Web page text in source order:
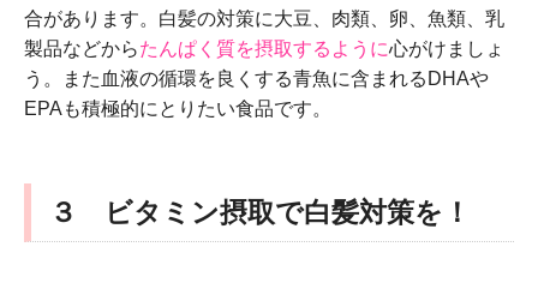
合があります。白髪の対策に大豆、肉類、卵、魚類、乳
製品などからたんぱく質を摂取するように心がけましょ
う。また血液の循環を良くする青魚に含まれるDHAや
EPAも積極的にとりたい食品です。
３ ビタミン摂取で白髪対策を！